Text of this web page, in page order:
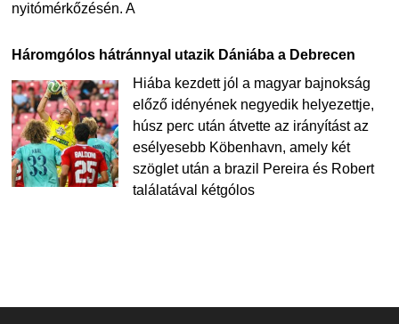
nyitómérkőzésén. A
Háromgólos hátránnyal utazik Dániába a Debrecen
Hiába kezdett jól a magyar bajnokság
előző idényének negyedik helyezettje,
húsz perc után átvette az irányítást az
esélyesebb Köbenhavn, amely két
szöglet után a brazil Pereira és Robert
találatával kétgólos